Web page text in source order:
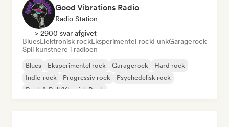
Good Vibrations Radio
Radio Station
> 2900 svar afgivet
BluesElektronisk rockEksperimentel rockFunkGaragerock
Spil kunstnere i radioen
Blues Eksperimentel rock Garagerock
Hard rock
Indie-rock
Progressiv rock
Psychedelisk rock
Rock & Roll/Klassisk Rock